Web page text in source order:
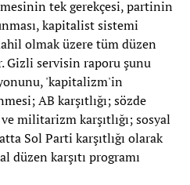
tek gerekçesi, partinin
kapitalist sistemi
olmak üzere tüm düzen
Gizli servisin raporu şunu
'kapitalizm'in
AB karşıtlığı; sözde
militarizm karşıtlığı; sosyal
Sol Parti karşıtlığı olarak
düzen karşıtı programı